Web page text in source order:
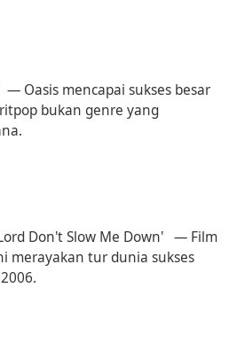
— Oasis mencapai sukses besar
bukan genre yang
Don't Slow Me Down' — Film
merayakan tur dunia sukses